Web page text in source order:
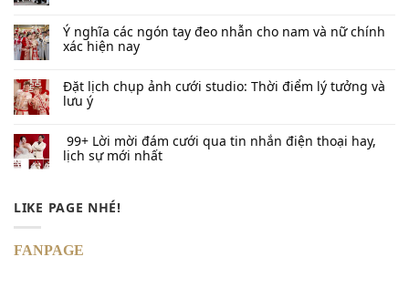
Ý nghĩa các ngón tay đeo nhẫn cho nam và nữ chính
xác hiện nay
Đặt lịch chụp ảnh cưới studio: Thời điểm lý tưởng và
lưu ý
99+ Lời mời đám cưới qua tin nhắn​ điện thoại hay,
lịch sự mới nhất
LIKE PAGE NHÉ!
FANPAGE